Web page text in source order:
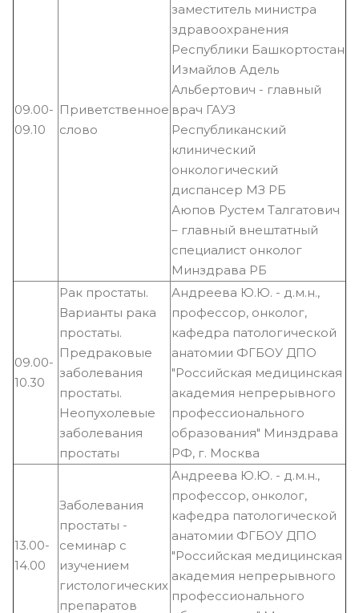
09.00-
09.10
Приветственное
слово
заместитель министра
здравоохранения
Республики Башкортостан
Измайлов Адель
Альбертович - главный
врач ГАУЗ
Республиканский
клинический
онкологический
диспансер МЗ РБ
Аюпов Рустем Талгатович
– главный внештатный
специалист онколог
Минздрава РБ
09.00-
10.30
Рак простаты.
Варианты рака
простаты.
Предраковые
заболевания
простаты.
Неопухолевые
заболевания
простаты
Андреева Ю.Ю. - д.м.н.,
профессор, онколог,
кафедра патологической
анатомии ФГБОУ ДПО
"Российская медицинская
академия непрерывного
профессионального
образования" Минздрава
РФ, г. Москва
13.00-
14.00
Заболевания
простаты -
семинар с
изучением
гистологических
препаратов
Андреева Ю.Ю. - д.м.н.,
профессор, онколог,
кафедра патологической
анатомии ФГБОУ ДПО
"Российская медицинская
академия непрерывного
профессионального